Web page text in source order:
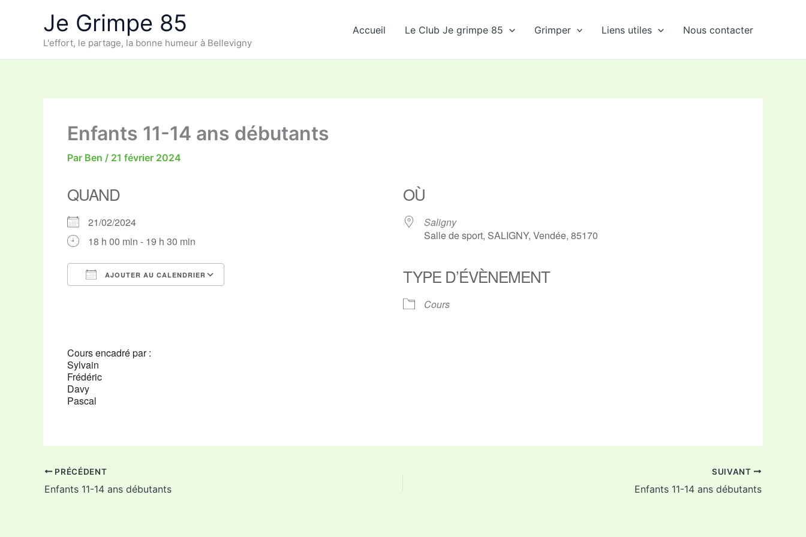
Je Grimpe 85
L'effort, le partage, la bonne humeur à Bellevigny
Accueil Le Club Je grimpe 85 Grimper Liens utiles Nous contacter
Enfants 11-14 ans débutants
Par Ben / 21 février 2024
QUAND
21/02/2024
18 h 00 min - 19 h 30 min
AJOUTER AU CALENDRIER
iCalendar
OÙ
Saligny
Salle de sport, SALIGNY, Vendée, 85170
TYPE D’ÉVÈNEMENT
Cours
Cours encadré par :
Sylvain
Frédéric
Davy
Pascal
PRÉCÉDENT
Enfants 11-14 ans débutants
SUIVANT
Enfants 11-14 ans débutants